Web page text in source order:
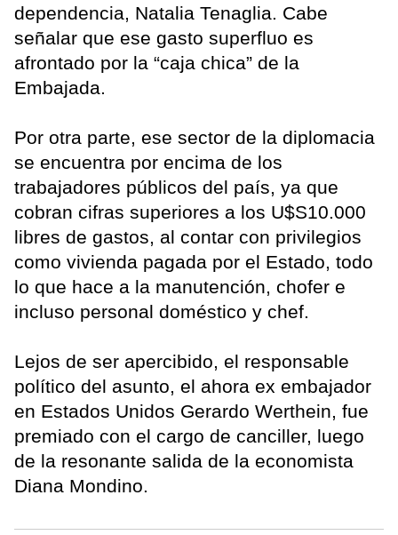
dependencia, Natalia Tenaglia. Cabe
señalar que ese gasto superfluo es
afrontado por la “caja chica” de la
Embajada.
Por otra parte, ese sector de la diplomacia
se encuentra por encima de los
trabajadores públicos del país, ya que
cobran cifras superiores a los U$S10.000
libres de gastos, al contar con privilegios
como vivienda pagada por el Estado, todo
lo que hace a la manutención, chofer e
incluso personal doméstico y chef.
Lejos de ser apercibido, el responsable
político del asunto, el ahora ex embajador
en Estados Unidos Gerardo Werthein, fue
premiado con el cargo de canciller, luego
de la resonante salida de la economista
Diana Mondino.